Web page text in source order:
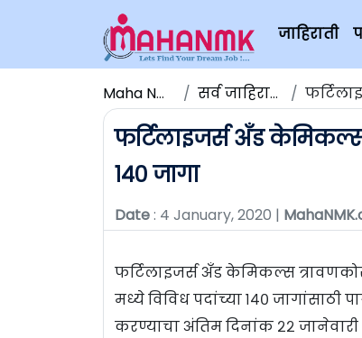
जाहिराती
Maha NMK सर्व जाहिराती
फर्टिलाइजर्स अँड केमिकल्स
१४० जागा
Date: 4 January, 2020 |
फर्टिलाइजर्स अँड केमिकल्स
मध्ये विविध पदांच्या १४०
करण्याचा अंतिम दिनांक २२ जानेवारी